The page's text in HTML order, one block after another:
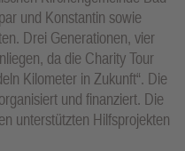
und Konstantin sowie
Drei Generationen, vier
da die Charity Tour
Kilometer in Zukunft“. Die
und finanziert. Die
unterstützten Hilfsprojekten